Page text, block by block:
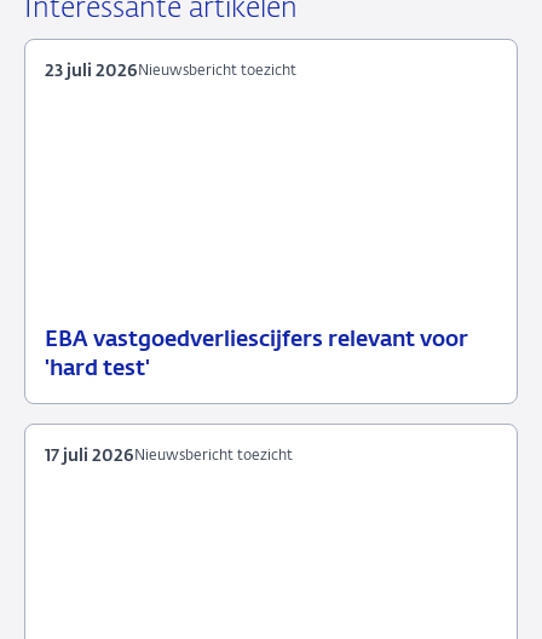
Interessante artikelen
EBA vastgoedverliescijfers relevant voor
'hard test'
23
Nieuwsbericht
Nieuwsbericht toezicht
23 juli 2026
Nieuwsbericht toezicht
17 juli 2026